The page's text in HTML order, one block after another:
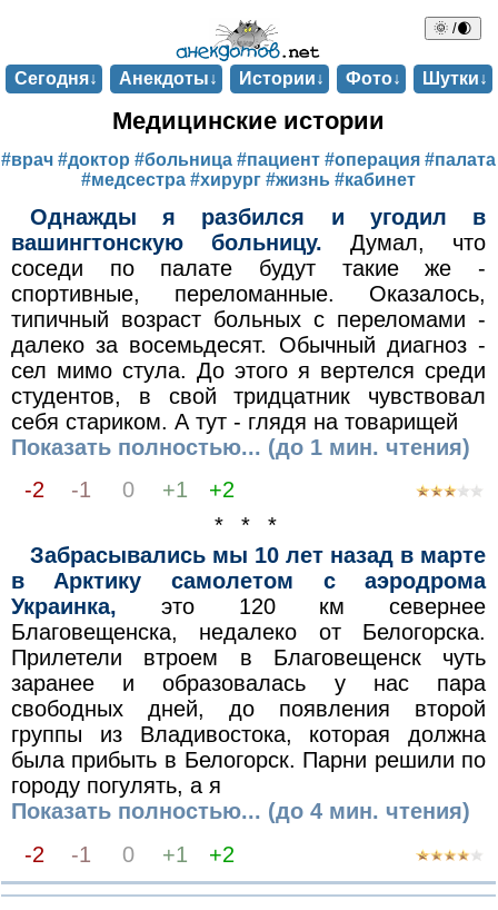
🌞 /🌒
Сегодня↓ Анекдоты↓ Истории↓ Фото↓ Шутки↓
Медицинские истории
#врач #доктор #больница #пациент #операция #палата
#медсестра #хирург #жизнь #кабинет
Однажды я разбился и угодил в
вашингтонскую больницу. Думал, что
соседи по палате будут такие же -
спортивные, переломанные. Оказалось,
типичный возраст больных с переломами -
далеко за восемьдесят. Обычный диагноз -
сел мимо стула. До этого я вертелся среди
студентов, в свой тридцатник чувствовал
себя стариком. А тут - глядя на товарищей
Показать полностью... (до 1 мин. чтения)
-2
-1 0 +1
+2
* * *
Забрасывались мы 10 лет назад в марте
в Арктику самолетом с аэродрома
Украинка, это 120 км севернее
Благовещенска, недалеко от Белогорска.
Прилетели втроем в Благовещенск чуть
заранее и образовалась у нас пара
свободных дней, до появления второй
группы из Владивостока, которая должна
была прибыть в Белогорск. Парни решили по
городу погулять, а я
Показать полностью... (до 4 мин. чтения)
-2
-1 0 +1 +2